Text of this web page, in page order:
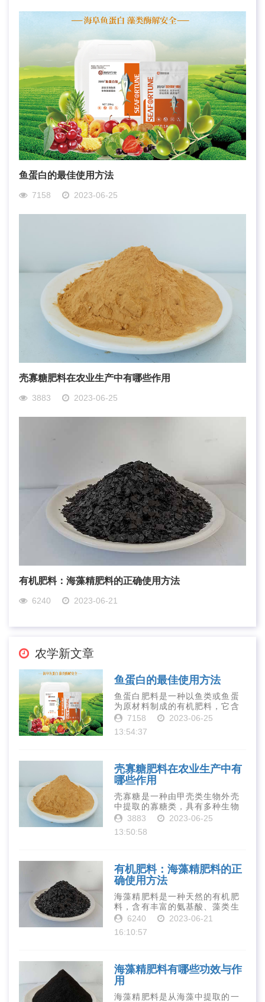
鱼蛋白的最佳使用方法
7158 2023-06-25
壳寡糖肥料在农业生产中有哪些作用
3883 2023-06-25
有机肥料：海藻精肥料的正确使用方法
6240 2023-06-21
农学新文章
鱼蛋白的最佳使用方法
鱼蛋白肥料是一种以鱼类或鱼蛋
为原材料制成的有机肥料，它含
有丰富的营养物质，如氮、磷、
元素和植物生长因子。这些营养
7158
2023-06-25
13:54:37
壳寡糖肥料在农业生产中有
哪些作用
壳寡糖是一种由甲壳类生物外壳
中提取的寡糖类，具有多种生物
活性和营养价值。在农业生产
是作为一种新型的有机肥料，壳
3883
2023-06-25
13:50:58
有机肥料：海藻精肥料的正
确使用方法
海藻精肥料是一种天然的有机肥
料，含有丰富的氨基酸、藻类生
长素、维生素、微量元素、蛋白
力、促进植物生长、增强植物抗
6240
2023-06-21
16:10:57
海藻精肥料有哪些功效与作
用
海藻精肥料是从海藻中提取的一